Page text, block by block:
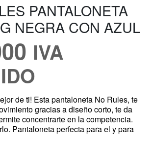
PANTALONETA
NEGRA CON AZUL
IVA
de ti! Esta pantaloneta No Rules, te
gracias a diseño corto, te da
concentrarte en la competencia.
Pantaloneta perfecta para el y para